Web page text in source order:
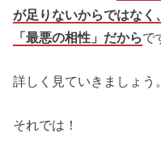
が足りないからではな
「最悪の相性」だからで
詳しく見ていきましょう。
それでは！